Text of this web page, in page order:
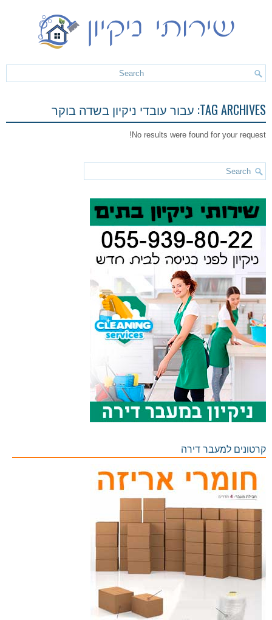
TAG ARCHIVES: עבור עובדי ניקיון בשדה בוקר
No results were found for your request!
קרטונים למעבר דירה